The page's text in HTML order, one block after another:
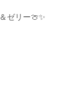
ゼリー🍈✨